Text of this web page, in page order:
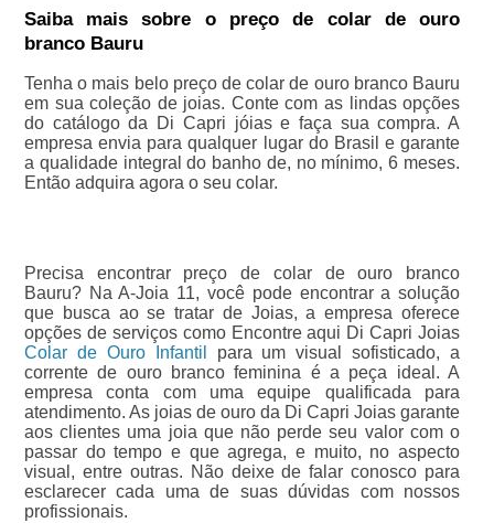
Saiba mais sobre o preço de colar de ouro
branco Bauru
Tenha o mais belo preço de colar de ouro branco Bauru
em sua coleção de joias. Conte com as lindas opções
do catálogo da Di Capri jóias e faça sua compra. A
empresa envia para qualquer lugar do Brasil e garante
a qualidade integral do banho de, no mínimo, 6 meses.
Então adquira agora o seu colar.
Precisa encontrar preço de colar de ouro branco
Bauru? Na A-Joia 11, você pode encontrar a solução
que busca ao se tratar de Joias, a empresa oferece
opções de serviços como Encontre aqui Di Capri Joias
Colar de Ouro Infantil
para um visual sofisticado, a
corrente de ouro branco feminina é a peça ideal. A
empresa conta com uma equipe qualificada para
atendimento. As joias de ouro da Di Capri Joias garante
aos clientes uma joia que não perde seu valor com o
passar do tempo e que agrega, e muito, no aspecto
visual, entre outras. Não deixe de falar conosco para
esclarecer cada uma de suas dúvidas com nossos
profissionais.